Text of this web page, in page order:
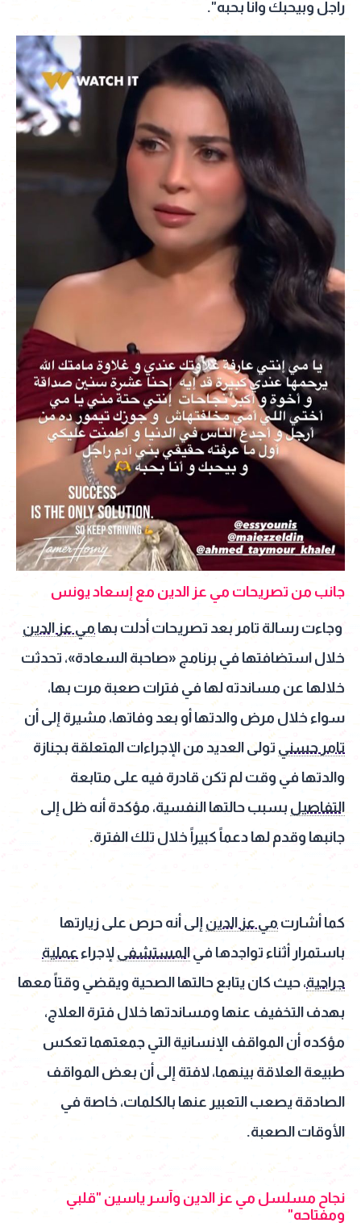
راجل وبيحبك وأنا بحبه".
جانب من تصريحات مي عز الدين مع إسعاد يونس
وجاءت رسالة تامر بعد تصريحات أدلت بها مي عز الدين
خلال استضافتها في برنامج «صاحبة السعادة»، تحدثت
خلالها عن مساندته لها في فترات صعبة مرت بها،
سواء خلال مرض والدتها أو بعد وفاتها، مشيرة إلى أن
تامر حسني تولى العديد من الإجراءات المتعلقة بجنازة
والدتها في وقت لم تكن قادرة فيه على متابعة
التفاصيل بسبب حالتها النفسية، مؤكدة أنه ظل إلى
جانبها وقدم لها دعماً كبيراً خلال تلك الفترة.
كما أشارت مي عز الدين إلى أنه حرص على زيارتها
باستمرار أثناء تواجدها في المستشفى لإجراء عملية
جراحية، حيث كان يتابع حالتها الصحية ويقضي وقتاً معها
بهدف التخفيف عنها ومساندتها خلال فترة العلاج،
مؤكده أن المواقف الإنسانية التي جمعتهما تعكس
طبيعة العلاقة بينهما، لافتة إلى أن بعض المواقف
الصادقة يصعب التعبير عنها بالكلمات، خاصة في
الأوقات الصعبة.
نجاح مسلسل مي عز الدين وآسر ياسين "قلبي
ومفتاحه"